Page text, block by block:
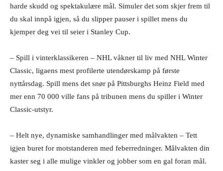
harde skudd og spektakulære mål. Simuler det som skjer frem til
du skal innpå igjen, så du slipper pauser i spillet mens du
kjemper deg vei til seier i Stanley Cup.
– Spill i vinterklassikeren – NHL våkner til liv med NHL Winter
Classic, ligaens mest profilerte utendørskamp på første
nyttårsdag. Spill mens det snør på Pittsburghs Heinz Field med
mer enn 70 000 ville fans på tribunen mens du spiller i Winter
Classic-utstyr.
– Helt nye, dynamiske samhandlinger med målvakten – Tett
igjen buret for motstanderen med feberredninger. Målvakten din
kaster seg i alle mulige vinkler og jobber som en gal foran mål.